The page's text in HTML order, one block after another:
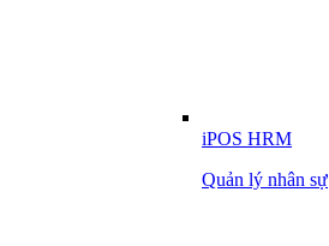
iPOS HRM
Quản lý nhân sự